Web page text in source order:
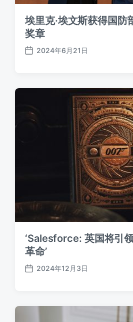
埃里克·埃文斯获得国防
奖章
发
期
2024年6月21日
‘Salesforce: 英国将引
革命’
发
期
2024年12月3日